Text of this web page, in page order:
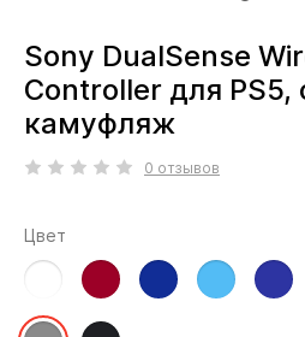
Sony DualSense
Controller для PS5,
камуфляж
0 отзывов
Цвет